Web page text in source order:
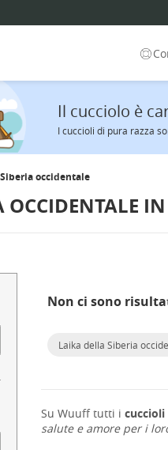
Il cucciolo è
I cuccioli di pura razza
occidentale
OCCIDENTALE
Non ci sono
Laika della Siberia
Su Wuuff tutti i
salute e amore per i